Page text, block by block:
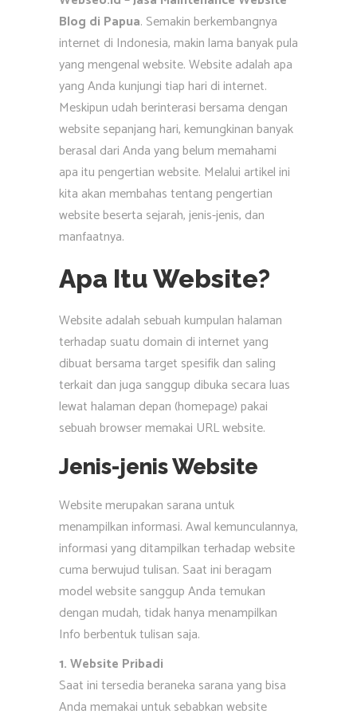
Blog di Papua. Semakin berkembangnya
internet di Indonesia, makin lama banyak pula
yang mengenal website. Website adalah apa
yang Anda kunjungi tiap hari di internet.
Meskipun udah berinterasi bersama dengan
website sepanjang hari, kemungkinan banyak
berasal dari Anda yang belum memahami
apa itu pengertian website. Melalui artikel ini
kita akan membahas tentang pengertian
website beserta sejarah, jenis-jenis, dan
manfaatnya.
Apa Itu Website?
Website adalah sebuah kumpulan halaman
terhadap suatu domain di internet yang
dibuat bersama target spesifik dan saling
terkait dan juga sanggup dibuka secara luas
lewat halaman depan (homepage) pakai
sebuah browser memakai URL website.
Jenis-jenis Website
Website merupakan sarana untuk
menampilkan informasi. Awal kemunculannya,
informasi yang ditampilkan terhadap website
cuma berwujud tulisan. Saat ini beragam
model website sanggup Anda temukan
dengan mudah, tidak hanya menampilkan
Info berbentuk tulisan saja.
1. Website Pribadi
Saat ini tersedia beraneka sarana yang bisa
Anda memakai untuk sebabkan website